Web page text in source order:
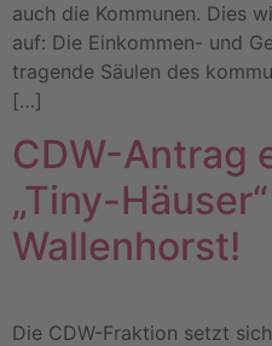
auch die Kommunen. Dies
auf: Die Einkommen- und
tragende Säulen des
[…]
CDW-Antrag
„Tiny-
Wallenhorst!
Die CDW-Fraktion setzt